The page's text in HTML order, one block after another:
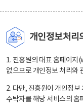
개인정보처리
1. 진흥원의 대표 홈페이
없으므로 개인정보 처리와
2. 다만, 진흥원이 개인정
수탁자를 해당 서비스의 홈